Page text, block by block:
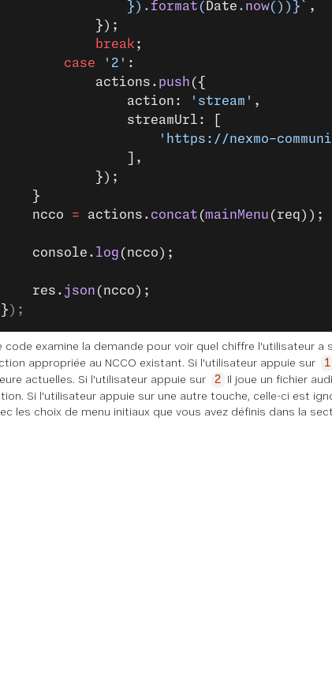
				}).
format ( Date . now()) }` ,
			});
			break
;
		case
'2' :
			actions.
push ({
				action:
'stream' ,
				streamUrl: [
'https://nexmo-
				],
			});
	}
	ncco
= actions. concat (mainMenu (req));
	console.
log (ncco);
	res.
json (ncco);
} );
code examine la demande pour voir quel chiffre l'utilisateur a
appropriée au NCCO existant. Si l'utilisateur appuie sur
1
actuelles. Si l'utilisateur appuie sur
2 Il joue un fichier
Si l'utilisateur appuie sur une autre touche, celle-ci est
les choix de menu initiaux que vous avez définis dans la